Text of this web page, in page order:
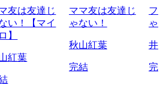
友は友達じ
い！【マイ
】
紅葉
ママ友は友達じ
ゃない！
秋山紅葉
完結
フ
ゃ
井
完